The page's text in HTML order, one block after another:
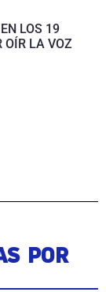
LOS 19
OÍR LA VOZ
POR